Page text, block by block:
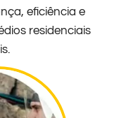
eficiência e
residenciais